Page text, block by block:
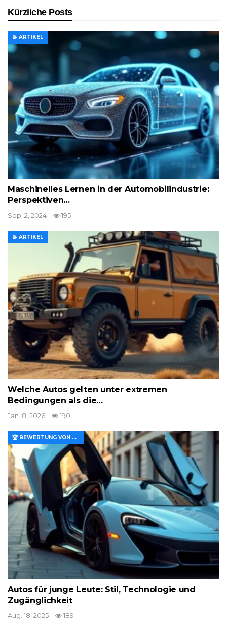
Kürzliche Posts
📝 ARTIKEL
Maschinelles Lernen in der Automobilindustrie:
Perspektiven…
Sep. 2, 2024 195
📝 ARTIKEL
Welche Autos gelten unter extremen
Bedingungen als die…
Jan. 8, 2026 190
🏆 BEWERTUNG VON MERKMALEN UND WERT
Autos für junge Leute: Stil, Technologie und
Zugänglichkeit
Aug. 18, 2025 189